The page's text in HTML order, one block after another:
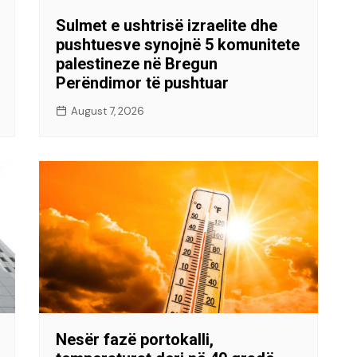
Sulmet e ushtrisë izraelite dhe
pushtuesve synojnë 5 komunitete
palestineze në Bregun
Perëndimor të pushtuar
August 7, 2026
Nesër fazë portokalli,